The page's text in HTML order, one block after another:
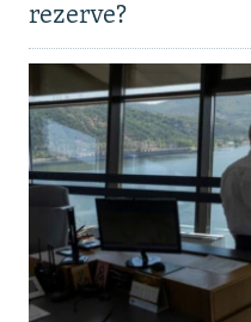
rezerve?